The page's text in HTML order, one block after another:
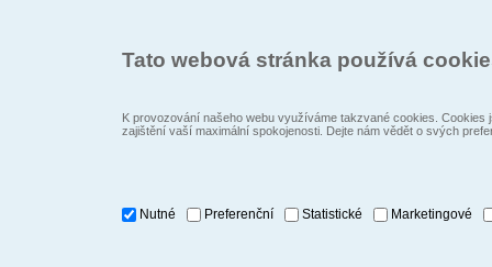
Tato webová stránka používá
K provozování našeho webu využíváme takzvané cookies.
zajištění vaší maximální spokojenosti. Dejte nám vědět o svých
Nutné Preferenční Statistické Marketingové